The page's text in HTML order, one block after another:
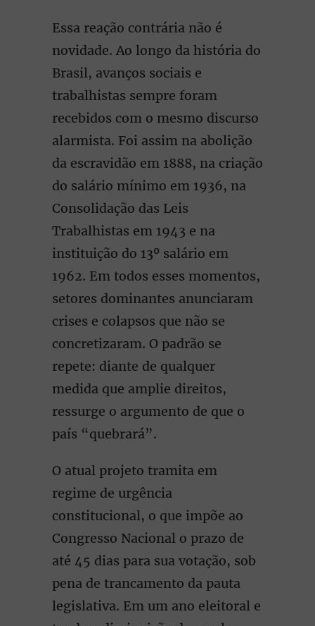
Essa reação contrária não é
novidade. Ao longo da história do
Brasil, avanços sociais e
trabalhistas sempre foram
recebidos com o mesmo discurso
alarmista. Foi assim na abolição
da escravidão em 1888, na criação
do salário mínimo em 1936, na
Consolidação das Leis
Trabalhistas em 1943 e na
instituição do 13º salário em
1962. Em todos esses momentos,
setores dominantes anunciaram
crises e colapsos que não se
concretizaram. O padrão se
repete: diante de qualquer
medida que amplie direitos,
ressurge o argumento de que o
país “quebrará”.
O atual projeto tramita em
regime de urgência
constitucional, o que impõe ao
Congresso Nacional o prazo de
até 45 dias para sua votação, sob
pena de trancamento da pauta
legislativa. Em um ano eleitoral e